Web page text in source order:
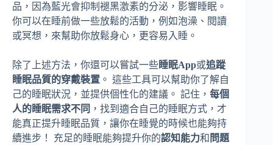
品，因為藍光會抑制褪黑激素的分泌，影響睡眠。
你可以在睡前做一些放鬆的活動，例如泡澡、閱讀
或冥想，來幫助你放鬆身心，更容易入睡。
除了上述方法，你還可以嘗試一些睡眠App或追蹤
睡眠品質的穿戴裝置 。 這些工具可以幫助你了解自
己的睡眠狀況，並提供個性化的建議。 記住， 每個
人的睡眠需求不同 ，找到適合自己的睡眠方式，才
能真正提升睡眠品質，讓你在睡覺的時候也能夠持
續進步！ 充足的睡眠能夠提升你的認知能力和 問題